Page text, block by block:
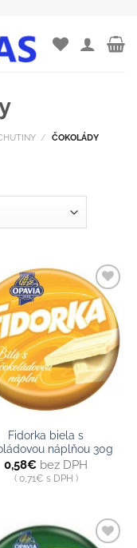
/ ČOKOLÁDY
Pridať do
zoznamu
Fidorka biela s
náplňou 30g
0,58€ bez DPH
0,71€ s DPH